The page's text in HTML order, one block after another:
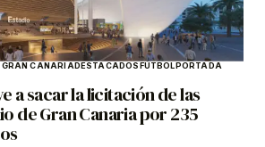
GRAN CANARIADESTACADOSFÚTBOLPORTADA
a sacar la licitación de las
de Gran Canaria por 235